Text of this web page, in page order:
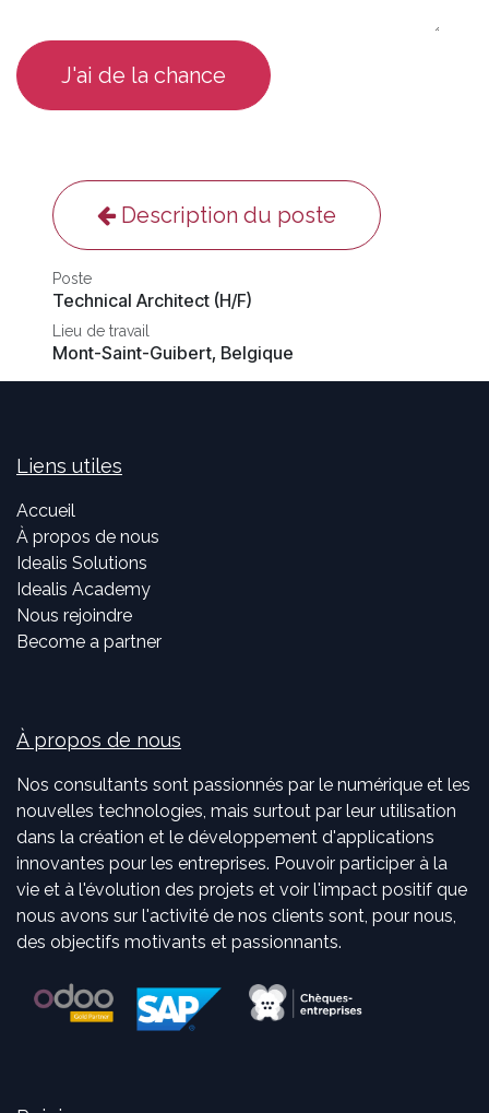
J'ai de la chance
Description du poste
Poste
Technical Architect (H/F)
Lieu de travail
Mont-Saint-Guibert, Belgique
Liens utiles
Accueil
À propos de nous
Idealis Solutions
Idealis Academy
Nous rejoindre
Become a partner
À propos de nous
Nos consultants sont passionnés par le numérique et les
nouvelles technologies, mais surtout par leur utilisation
dans la création et le développement d'applications
innovantes pour les entreprises. Pouvoir participer à la
vie et à l'évolution des projets et voir l'impact positif que
nous avons sur l'activité de nos clients sont, pour nous,
des objectifs motivants et passionnants.